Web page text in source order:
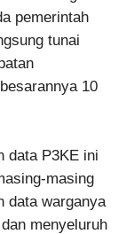
pemerintah
tunai
10
data P3KE ini
masing
data warganya
menyeluruh